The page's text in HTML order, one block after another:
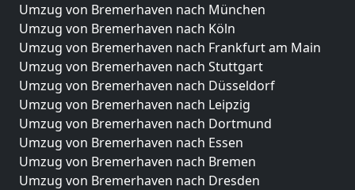
Umzug von Bremerhaven nach München
Umzug von Bremerhaven nach Köln
Umzug von Bremerhaven nach Frankfurt am Main
Umzug von Bremerhaven nach Stuttgart
Umzug von Bremerhaven nach Düsseldorf
Umzug von Bremerhaven nach Leipzig
Umzug von Bremerhaven nach Dortmund
Umzug von Bremerhaven nach Essen
Umzug von Bremerhaven nach Bremen
Umzug von Bremerhaven nach Dresden